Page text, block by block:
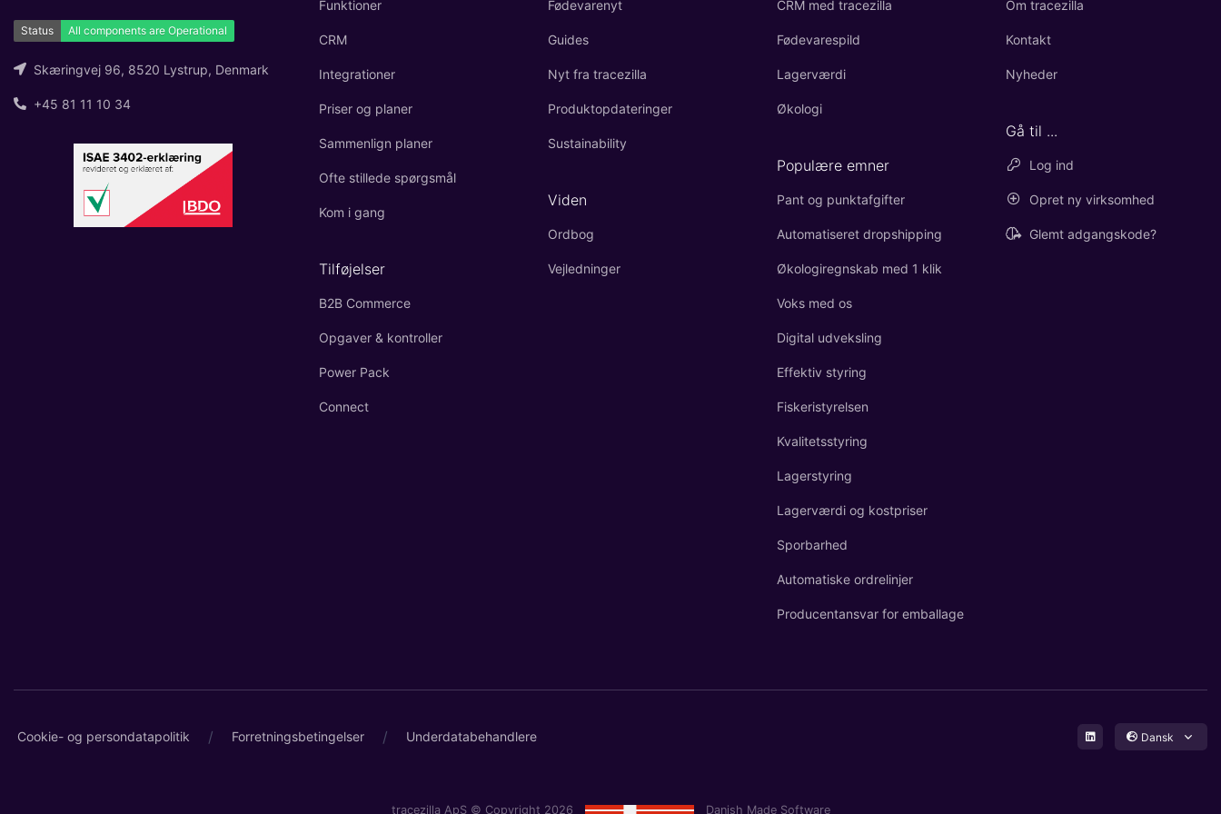
Skæringvej 96, 8520 Lystrup, Denmark
+45 81 11 10 34
Funktioner
CRM
Integrationer
Priser og planer
Sammenlign planer
Ofte stillede spørgsmål
Kom i gang
Tilføjelser
B2B Commerce
Opgaver & kontroller
Power Pack
Connect
Fødevarenyt
Guides
Nyt fra tracezilla
Produktopdateringer
Sustainability
Viden
Ordbog
Vejledninger
CRM med tracezilla
Fødevarespild
Lagerværdi
Økologi
Populære emner
Pant og punktafgifter
Automatiseret dropshipping
Økologiregnskab med 1 klik
Voks med os
Digital udveksling
Effektiv styring
Fiskeristyrelsen
Kvalitetsstyring
Lagerstyring
Lagerværdi og kostpriser
Sporbarhed
Automatiske ordrelinjer
Producentansvar for emballage
Om tracezilla
Kontakt
Nyheder
Gå til ...
Log ind
Opret ny virksomhed
Glemt adgangskode?
Cookie- og persondatapolitik / Forretningsbetingelser / Underdatabehandlere Dansk
tracezilla ApS © Copyright 2026 Danish Made Software